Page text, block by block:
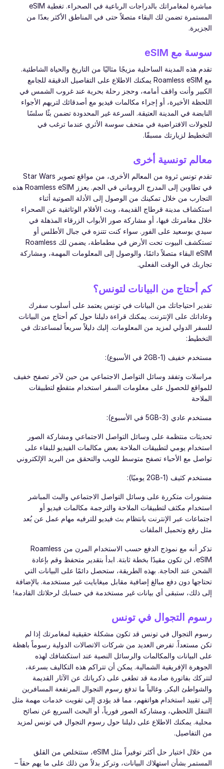
مباشرة لمغامراتك بالدراجات الرباعية في الصحراء. تغطية eSIM
المستمرة تضمن لك البقاء متصلاً حتى في المناطق الأكثر بعدًا من
الجزيرة.
سوسة مع eSIM
تقدم هذه المدينة الساحلية مزيجًا مثاليًا من التاريخ والحياة الشاطئية.
مع Roamless eSIM يمكنك الاطلاع على التفاصيل الدقيقة للجامع
الكبير وأنت واقف أمامه، وحجز رحلة بحرية عند غروب الشمس في
اللحظة الأخيرة، أو إجراء مكالمات فيديو مع أصدقائك لتريهم الأجواء
النابضة في المدينة العتيقة. السرعة غير المحدودة تضمن بثًا سلسًا
للجولات الافتراضية في متحف سوسة الأثري عندما ترغب في
التخطيط لزيارتك مسبقًا.
معالم تونسية أخرى
تقدم تونس ثروة من المعالم الأخرى، من مواقع تصوير Star Wars
في تطاوين إلى المدرج الروماني في الجم. يعزز Roamless eSIM هذه
التجارب من خلال تمكينك من الوصول إلى الأدلة الصوتية أثناء
استكشاف مدينة قرطاج القديمة، وبث الأفلام الوثائقية عن الصحراء
خلال مغامرتك فيها، أو مشاركة صور الأبواب الزرقاء المذهلة في
سيدي بوسعيد على الفور. سواء كنت تتنزه في جبال الأطلس أو
تستكشف البيوت تحت الأرض في مطماطة، يضمن لك Roamless
eSIM البقاء متصلاً دائمًا، والوصول إلى المعلومات المهمة، ومشاركة
تجاربك في الوقت الفعلي.
كم أحتاج من البيانات لتونس؟
تقدير احتياجاتك من البيانات في تونس يعتمد على أسلوب سفرك
وعاداتك على الإنترنت. يمكنك قراءة دليلنا حول كم أحتاج من البيانات
للسفر الدولي لمزيد من المعلومات. إليك دليلاً سريعاً لمساعدتك في
التخطيط:
مستخدم خفيف (1-2GB في الأسبوع):
مراسلات وتفقد وسائل التواصل الاجتماعي من حين لآخر تصفح خفيف
للمواقع للحصول على معلومات السفر استخدام متقطع لتطبيقات
الملاحة
مستخدم عادي (3-5GB في الأسبوع):
تحديثات منتظمة على وسائل التواصل الاجتماعي ومشاركة الصور
استخدام يومي لتطبيقات الملاحة بعض مكالمات الفيديو للبقاء على
تواصل مع الأحباء تصفح متوسط للويب والتحقق من البريد الإلكتروني
مستخدم كثيف (1-2GB يوميًا):
منشورات متكررة على وسائل التواصل الاجتماعي والبث المباشر
استخدام مكثف لتطبيقات الملاحة والترجمة مكالمات فيديو أو
اجتماعات عبر الإنترنت بانتظام بث فيديو للترفيه مهام عمل عن بُعد
مثل رفع وتحميل الملفات
تذكر أنه مع نموذج الدفع حسب الاستخدام المرن من Roamless
eSIM، لن تكون مقيدًا بخطة ثابتة. ابدأ بتقدير متحفظ وقم بإعادة
الشحن عند الحاجة. بهذه الطريقة، ستحصل دائمًا على البيانات التي
تحتاجها دون دفع مبالغ إضافية مقابل ميغابايت غير مستخدمة. بالإضافة
إلى ذلك، ستبقى أي بيانات غير مستخدمة في حسابك لرحلاتك القادمة!
رسوم التجوال في تونس
رسوم التجوال في تونس قد تكون مشكلة حقيقية لمغامرتك إذا لم
تكن مستعداً. تفرض العديد من شركات الاتصالات الدولية رسوماً باهظة
على البيانات والمكالمات والرسائل النصية عند استكشافك لهذه
الجوهرة الإفريقية الشمالية. يمكن أن تتراكم هذه التكاليف بسرعة،
لتتركك بفاتورة صادمة قد تطغى على ذكرياتك عن الآثار القديمة
والشواطئ البكر. وغالباً ما تدفع رسوم التجوال المرتفعة المسافرين
إلى تقييد استخدام هواتفهم، مما قد يؤدي إلى تفويت خدمات مهمة مثل
التنقل اللحظي، ومشاركة الصور فورياً، أو البحث السريع عن نصائح
محلية. يمكنك الاطلاع على دليلنا حول رسوم التجوال في تونس لمزيد
من التفاصيل.
من خلال اختيار حل أكثر توفيراً مثل eSIM، ستتخلص من القلق
المستمر بشأن استهلاك البيانات، وتركز بدلاً من ذلك على ما يهم حقاً –